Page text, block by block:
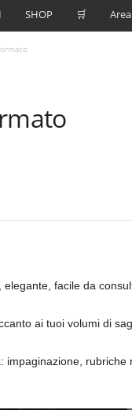
SHOP 🛒
elegante, facile da
ai tuoi volumi di
impaginazione,